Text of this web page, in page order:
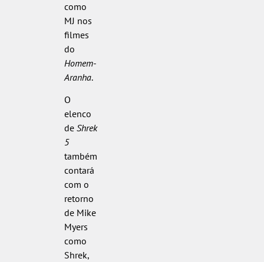
como
MJ nos
filmes
do
Homem-
Aranha.
O
elenco
de Shrek
5
também
contará
com o
retorno
de Mike
Myers
como
Shrek,